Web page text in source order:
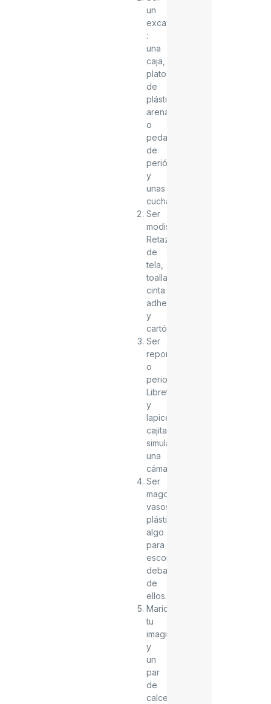
un
excavador(a)
:
una
caja,
platos
de
plástico,
arena
o
pedacitos
de
periódico
y
unas
cucharas
Ser
modista:
Retazos
de
tela,
toallas,
cinta
adhesiva
y
cartón
Ser
reportero(a)
o
periodista:
Libreta
y
lapicero,
cajita
simulando
una
cámara
Ser
mago:
vasos
plásticos,
algo
para
esconder
debajo
de
ellos.
Marionetas:
tu
imaginación
y
un
par
de
calcetines.